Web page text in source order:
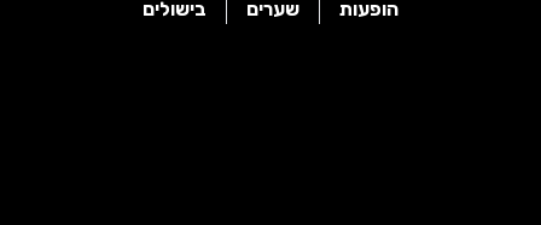
הופעות
שערים
בישולים